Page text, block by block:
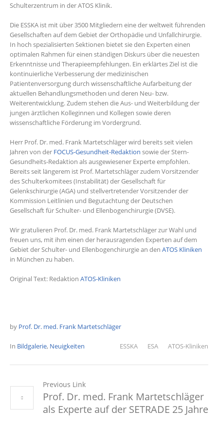
Schulterzentrum in der ATOS Klinik.
Die ESSKA ist mit über 3500 Mitgliedern eine der weltweit führenden
Gesellschaften auf dem Gebiet der Orthopädie und Unfallchirurgie.
In hoch spezialisierten Sektionen bietet sie den Experten einen
optimalen Rahmen für einen ständigen Diskurs über die neuesten
Erkenntnisse und Therapieempfehlungen. Ein erklärtes Ziel ist die
kontinuierliche Verbesserung der medizinischen
Patientenversorgung durch wissenschaftliche Aufarbeitung der
aktuellen Behandlungsmethoden und deren Neu- bzw.
Weiterentwicklung. Zudem stehen die Aus- und Weiterbildung der
jungen ärztlichen Kolleginnen und Kollegen sowie deren
wissenschaftliche Förderung im Vordergrund.
Herr Prof. Dr. med. Frank Martetschläger wird bereits seit vielen
Jahren von der FOCUS-Gesundheit-Redaktion sowie der Stern-
Gesundheits-Redaktion als ausgewiesener Experte empfohlen.
Bereits seit längerem ist Prof. Martetschläger zudem Vorsitzender
des Schulterkomitees (Instabilität) der Gesellschaft für
Gelenkschirurgie (AGA) und stellvertretender Vorsitzender der
Kommission Leitlinien und Begutachtung der Deutschen
Gesellschaft für Schulter- und Ellenbogenchirurgie (DVSE).
Wir gratulieren Prof. Dr. med. Frank Martetschläger zur Wahl und
freuen uns, mit ihm einen der herausragenden Experten auf dem
Gebiet der Schulter- und Ellenbogenchirurgie an den ATOS Kliniken
in München zu haben.
Original Text: Redaktion ATOS-Kliniken
by Prof. Dr. med. Frank Martetschläger
In Bildgalerie, Neuigkeiten ATOS-Kliniken
ESA
ESSKA
Previous Link
Prof. Dr. med. Frank Martetschläger
als Experte auf der SETRADE 25 Jahre